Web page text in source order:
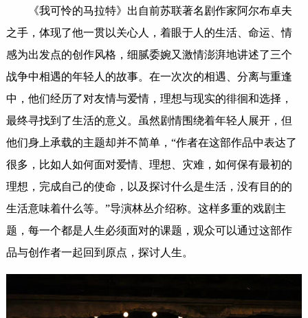
《我可怜的马拉特》出自前苏联著名剧作家阿尔布卓夫
之手，体现了他一贯以关心人，着眼于人的生活、命运、情
感为出发点的创作风格，细腻委婉又激情澎湃地讲述了三个
战争中相遇的年轻人的故事。在一次次的相遇、分离与重逢
中，他们经历了对友情与爱情，理想与现实的徘徊和选择，
最终寻找到了生活的意义。虽然剧情围绕着年轻人展开，但
他们身上承载的主题却并不简单，“作者在这部作品中表达了
很多，比如人如何面对爱情、理想、灾难，如何保有最初的
理想，完成自己的使命，以及探讨什么是生活，没有目的的
生活意味着什么等。”导演林丛介绍称。这样多重的戏剧主
题，每一个都是人生必须面对的课题，观众可以通过这部作
品与创作者一起回到原点，探讨人生。